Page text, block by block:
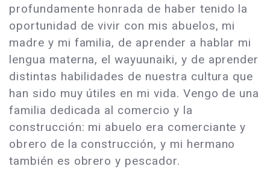
profundamente honrada de haber tenido la
oportunidad de vivir con mis abuelos, mi
madre y mi familia, de aprender a hablar mi
lengua materna, el wayuunaiki, y de aprender
distintas habilidades de nuestra cultura que
han sido muy útiles en mi vida. Vengo de una
familia dedicada al comercio y la
construcción: mi abuelo era comerciante y
obrero de la construcción, y mi hermano
también es obrero y pescador.